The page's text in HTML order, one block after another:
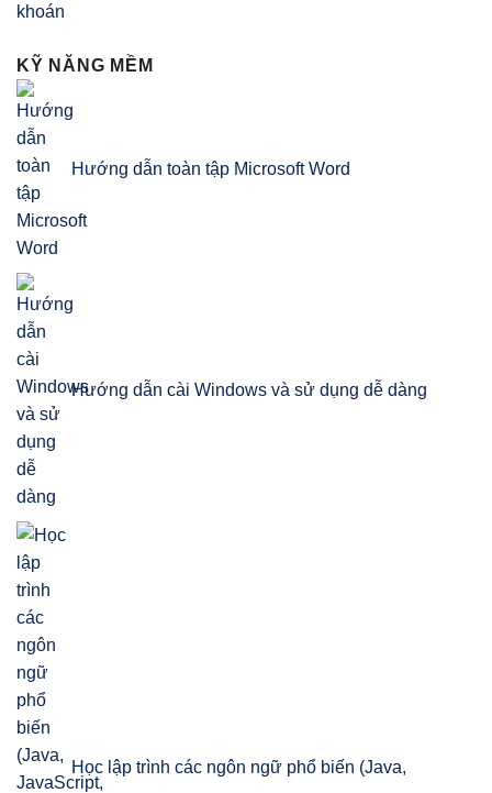
khoán
KỸ NĂNG MỀM
Hướng dẫn toàn tập Microsoft Word
Hướng dẫn cài Windows và sử dụng dễ dàng
Học lập trình các ngôn ngữ phổ biến (Java,